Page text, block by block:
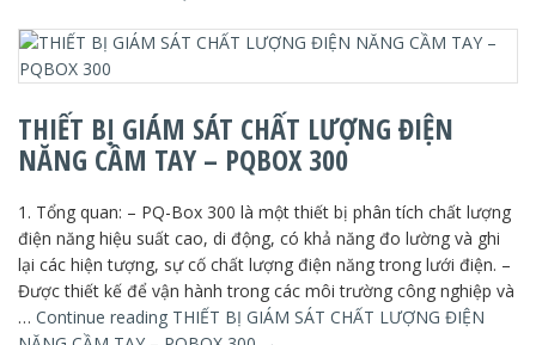
THIẾT BỊ GIÁM SÁT CHẤT LƯỢNG ĐIỆN
NĂNG CẦM TAY – PQBOX 300
1. Tổng quan: – PQ-Box 300 là một thiết bị phân tích chất lượng
điện năng hiệu suất cao, di động, có khả năng đo lường và ghi
lại các hiện tượng, sự cố chất lượng điện năng trong lưới điện. –
Được thiết kế để vận hành trong các môi trường công nghiệp và
… Continue reading THIẾT BỊ GIÁM SÁT CHẤT LƯỢNG ĐIỆN